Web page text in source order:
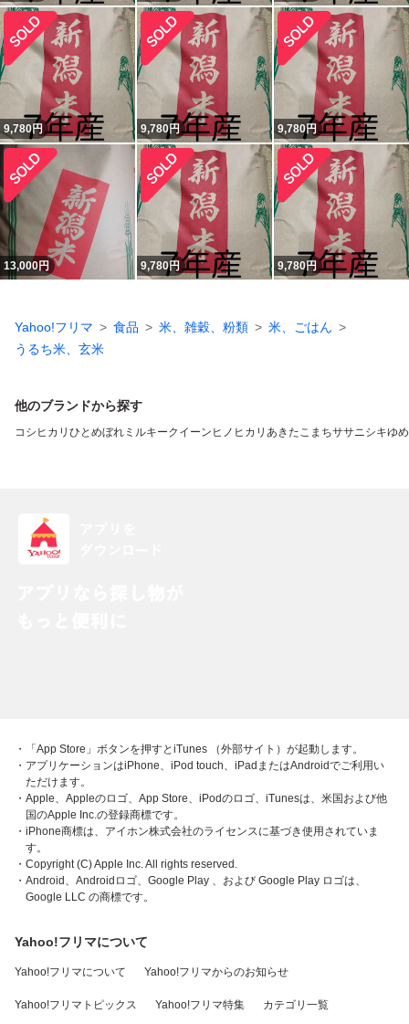
9,780円 9,780円 9,780円
13,000円 9,780円 9,780円
Yahoo!フリマ 食品 米、雑穀、粉類
米、ごはん
うるち米、玄米
他のブランドから探す
コシヒカリ ひとめぼれ ミルキークイーン ヒノヒカリ あきたこまちササニシキゆ
・「App Store」ボタンを押すとiTunes （外部サイト）が起動します。
・アプリケーションはiPhone、iPod touch、iPadまたはAndroidでご利用い
ただけます。
・Apple、Appleのロゴ、App Store、iPodのロゴ、iTunesは、米国および他
国のApple Inc.の登録商標です。
・iPhone商標は、アイホン株式会社のライセンスに基づき使用されていま
す。
・Copyright (C) Apple Inc. All rights reserved.
・Android、Androidロゴ、Google Play 、および Google Play ロゴは、
Google LLC の商標です。
Yahoo!フリマについて
Yahoo!フリマについて Yahoo!フリマからのお知らせ
Yahoo!フリマトピックス Yahoo!フリマ特集 カテゴリ一覧